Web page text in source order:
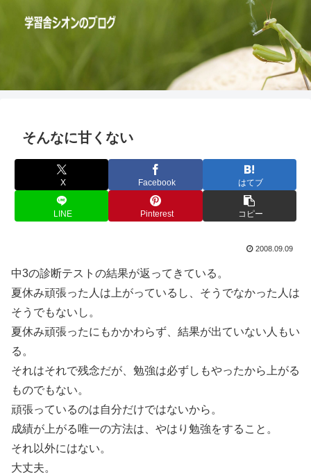
そんなに甘くない
X Facebook はてブ
LINE Pinterest コピー
2008.09.09
中3の診断テストの結果が返ってきている。
夏休み頑張った人は上がっているし、そうでなかった人は
そうでもないし。
夏休み頑張ったにもかかわらず、結果が出ていない人もい
る。
それはそれで残念だが、勉強は必ずしもやったから上がる
ものでもない。
頑張っているのは自分だけではないから。
成績が上がる唯一の方法は、やはり勉強をすること。
それ以外にはない。
大丈夫。